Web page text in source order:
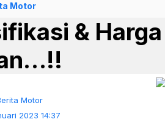
Motor
&
Motor
2023 14:37